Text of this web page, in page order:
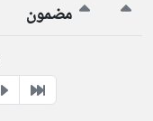
مضمون